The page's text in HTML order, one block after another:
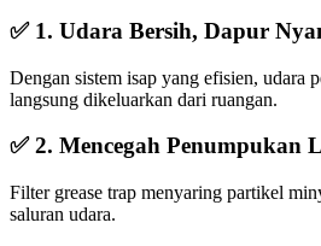
✅ 1. Udara Bersih, Dapur
Dengan sistem isap yang efisien, udara
langsung dikeluarkan dari ruangan.
✅ 2. Mencegah Penumpukan
Filter grease trap menyaring partikel
saluran udara.